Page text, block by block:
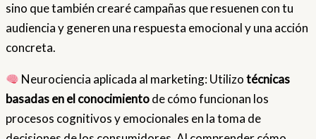
sino que también crearé campañas que resuenen con tu
audiencia y generen una respuesta emocional y una acción
concreta.
Neurociencia aplicada al marketing: Utilizotécnicas
basadas en el conocimientode cómo funcionan los
procesos cognitivos y emocionales en la toma de